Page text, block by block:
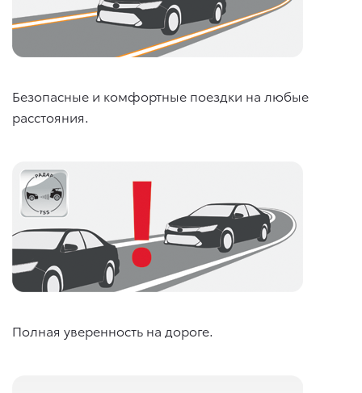
Безопасные и комфортные поездки на любые
расстояния.
Полная уверенность на дороге.